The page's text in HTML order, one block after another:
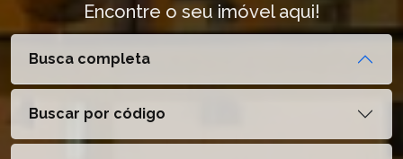
Encontre o seu imóvel aqui!
Busca completa
Buscar por código